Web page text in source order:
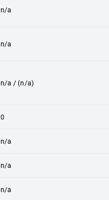
n/a
n/a
n/a / (n/a)
0
n/a
n/a
n/a